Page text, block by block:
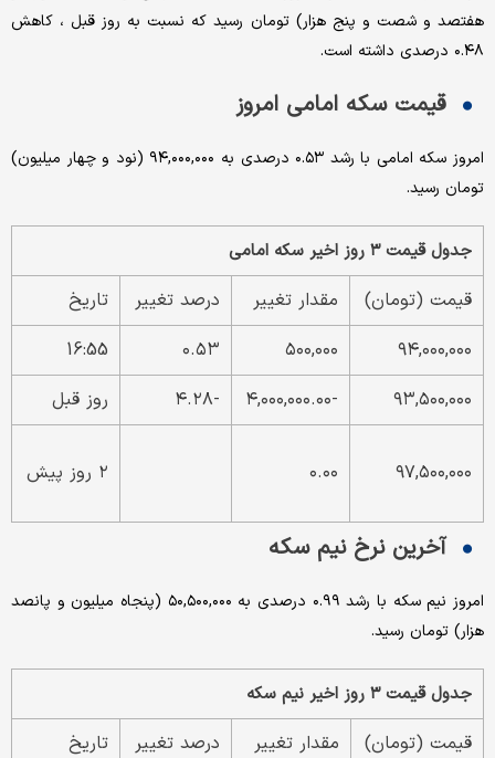
هفتصد و شصت و پنج هزار) تومان رسید که نسبت به روز قبل ، کاهش
۰.۴۸ درصدی داشته است.
قیمت سکه امامی امروز
امروز سکه امامی با رشد ۰.۵۳ درصدی به ۹۴,۰۰۰,۰۰۰ (نود و چهار میلیون)
تومان رسید.
جدول قیمت ۳ روز اخیر سکه امامی
قیمت (تومان) مقدار تغییر درصد تغییر
تاریخ
۹۴,۰۰۰,۰۰۰
۵۰۰,۰۰۰ ۰.۵۳
16:55
۹۳,۵۰۰,۰۰۰
-۴,۰۰۰,۰۰۰.۰۰ -۴.۲۸ روز قبل
۹۷,۵۰۰,۰۰۰ ۰.۰۰ ۲ روز پیش
آخرین نرخ نیم سکه
امروز نیم سکه با رشد ۰.۹۹ درصدی به ۵۰,۵۰۰,۰۰۰ (پنجاه میلیون و پانصد
هزار) تومان رسید.
جدول قیمت ۳ روز اخیر نیم سکه
قیمت (تومان) مقدار تغییر درصد تغییر
تاریخ